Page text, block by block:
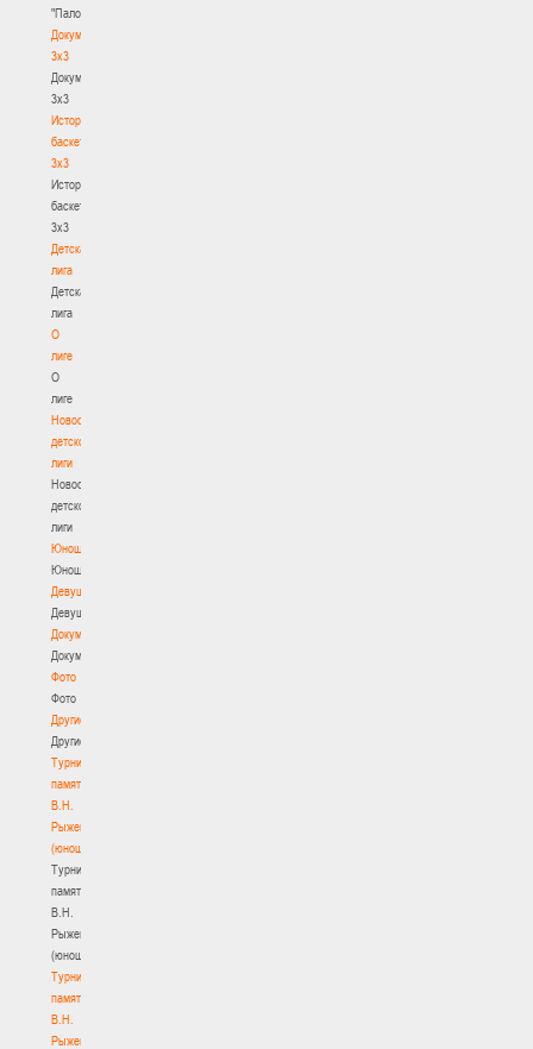
"Палова"
Документы
3х3
Документы
3х3
История
баскетбола
3х3
История
баскетбола
3х3
Детская
лига
Детская
лига
О
лиге
О
лиге
Новости
детской
лиги
Новости
детской
лиги
Юноши
Юноши
Девушки
Девушки
Документы
Документы
Фото
Фото
Другие
Другие
Турнир
памяти
В.Н.
Рыженкова
(юноши)
Турнир
памяти
В.Н.
Рыженкова
(юноши)
Турнир
памяти
В.Н.
Рыженкова